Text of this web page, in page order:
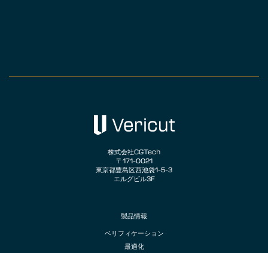
株式会社CGTech
〒171-0021
東京都豊島区西池袋1-5-3
エルグビル3F
製品情報
ベリフィケーション
最適化